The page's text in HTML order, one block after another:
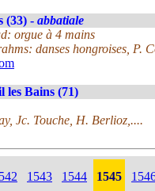
(33) - abbatiale
orgue à 4 mains
danses hongroises, P.
les Bains (71)
Jc. Touche, H. Berlioz,....
1543 1544 1545